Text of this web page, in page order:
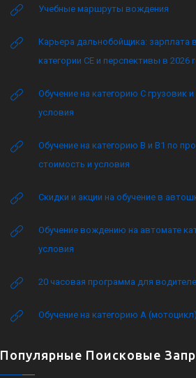
Учебные маршруты вождения
Карьера дальнобойщика: зарплата
категории CE и перспективы в 2026
Обучение на категорию C грузовик
условия
Обучение на категорию B и B1 по
стоимость и условия
Скидки и акции на обучение в
Обучение вождению на автомате
условия
20 часовая программа для
Обучение на категорию А
Популярные Поисковые